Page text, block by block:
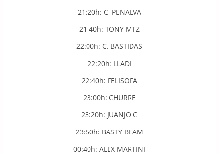
21:20h: C. PENALVA
21:40h: TONY MTZ
22:00h: C. BASTIDAS
22:20h: LLADI
22:40h: FELISOFA
23:00h: CHURRE
23:20h: JUANJO C
23:50h: BASTY BEAM
00:40h: ALEX MARTINI